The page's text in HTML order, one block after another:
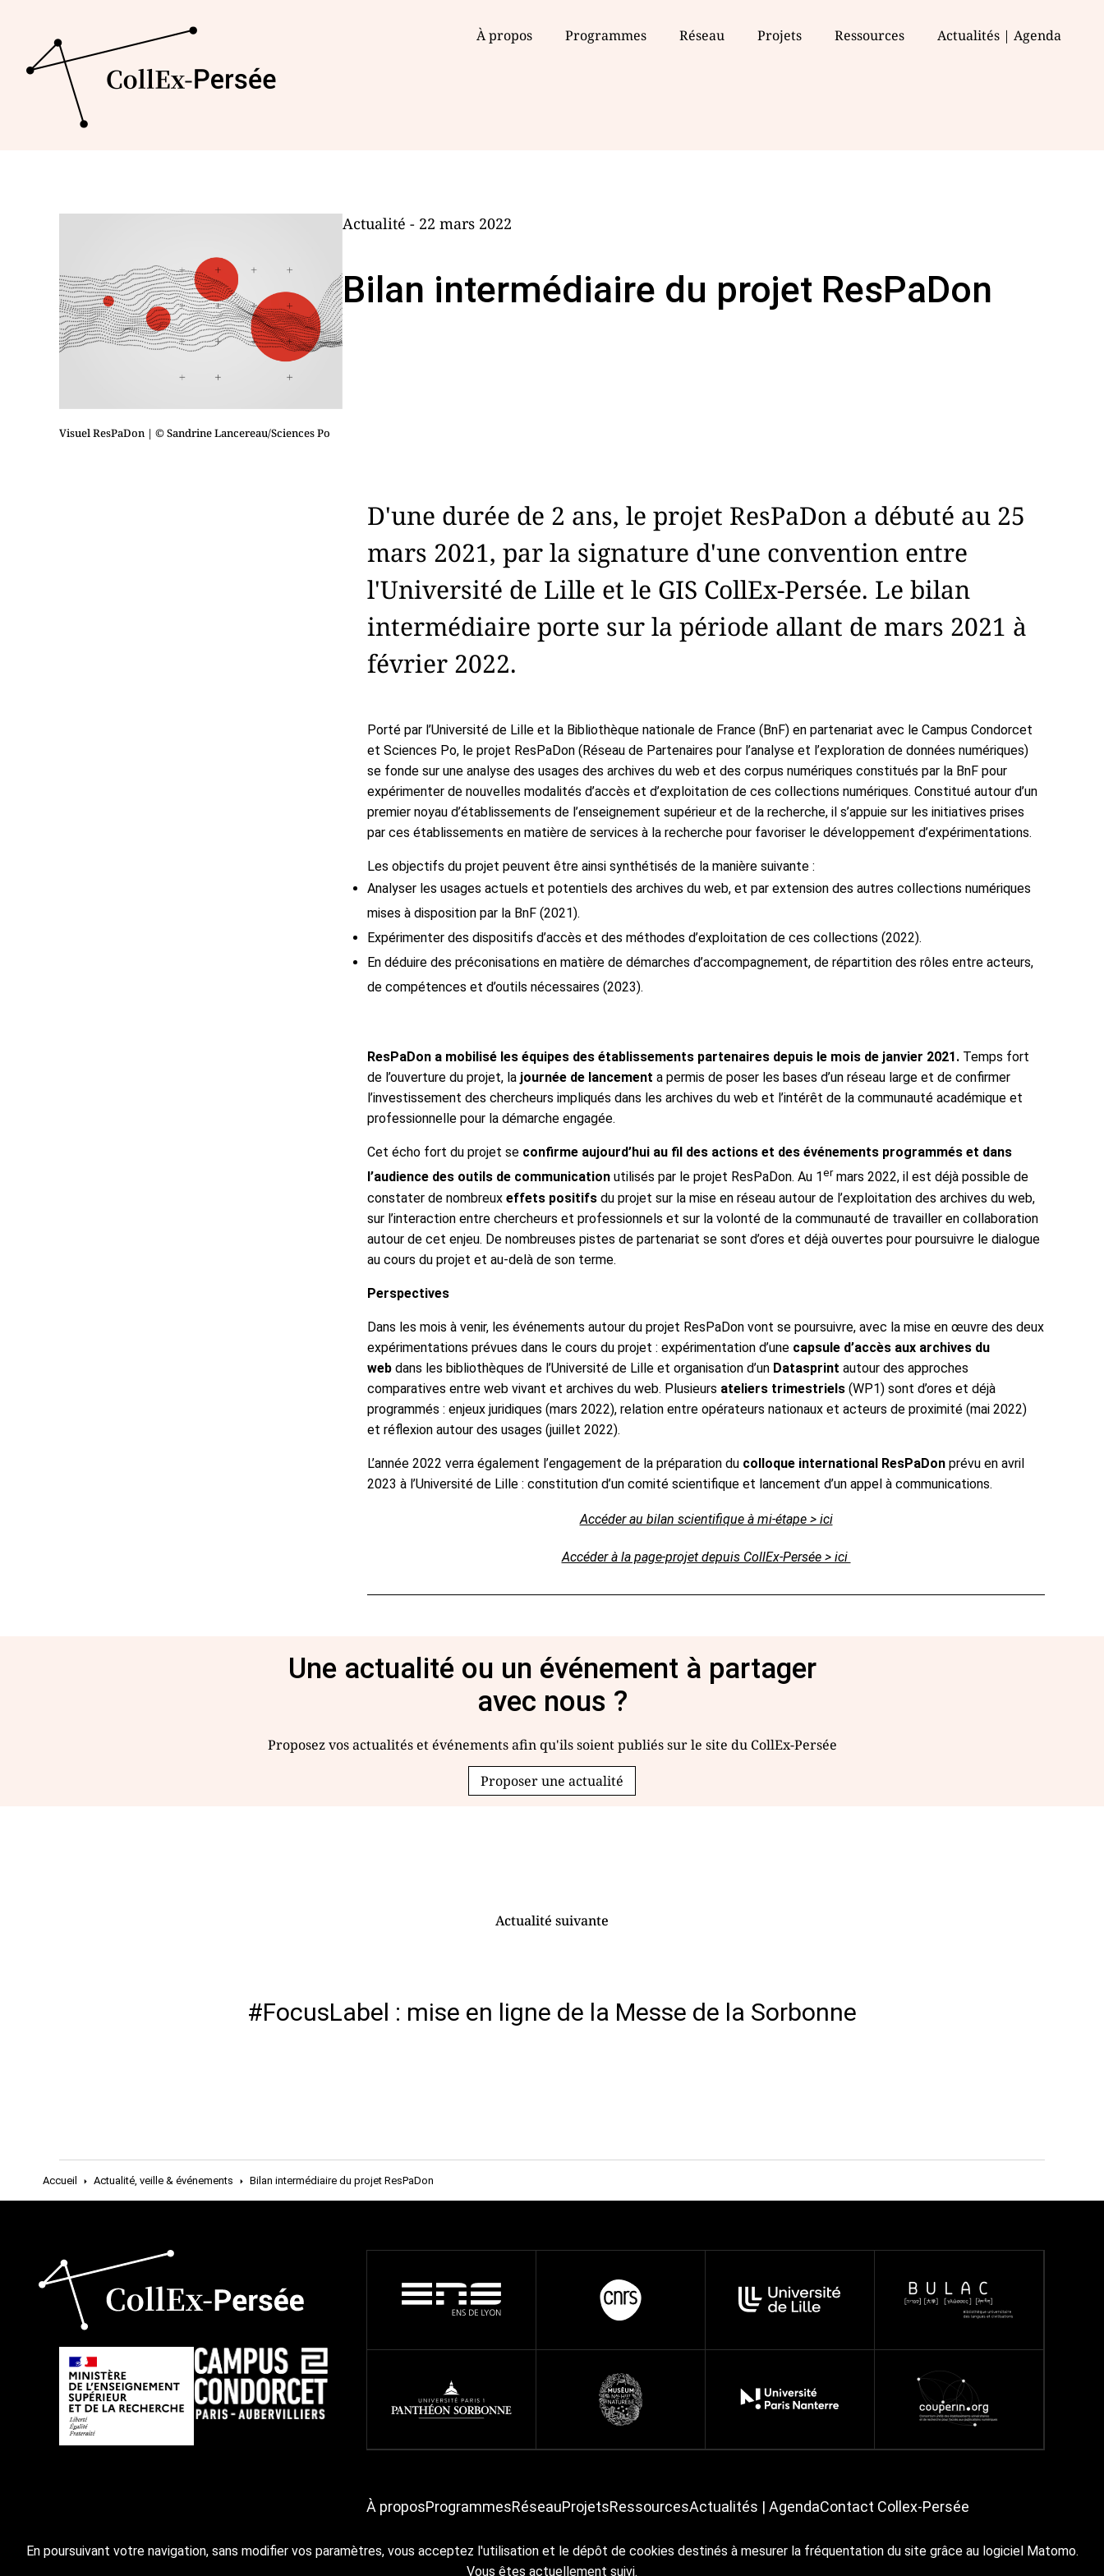
À propos Programmes Réseau Projets Ressources Actualités | Agenda
Visuel ResPaDon | © Sandrine Lancereau/Sciences Po
Actualité - 22 mars 2022
Bilan intermédiaire du projet ResPaDon
D'une durée de 2 ans, le projet ResPaDon a débuté au 25
mars 2021, par la signature d'une convention entre
l'Université de Lille et le GIS CollEx-Persée. Le bilan
intermédiaire porte sur la période allant de mars 2021 à
février 2022.
Porté par l’Université de Lille et la Bibliothèque nationale de France (BnF) en partenariat avec le Campus Condorcet
et Sciences Po, le projet ResPaDon (Réseau de Partenaires pour l’analyse et l’exploration de données numériques)
se fonde sur une analyse des usages des archives du web et des corpus numériques constitués par la BnF pour
expérimenter de nouvelles modalités d’accès et d’exploitation de ces collections numériques. Constitué autour d’un
premier noyau d’établissements de l’enseignement supérieur et de la recherche, il s’appuie sur les initiatives prises
par ces établissements en matière de services à la recherche pour favoriser le développement d’expérimentations.
Les objectifs du projet peuvent être ainsi synthétisés de la manière suivante :
Analyser les usages actuels et potentiels des archives du web, et par extension des autres collections numériques
mises à disposition par la BnF (2021).
Expérimenter des dispositifs d’accès et des méthodes d’exploitation de ces collections (2022).
En déduire des préconisations en matière de démarches d’accompagnement, de répartition des rôles entre acteurs,
de compétences et d’outils nécessaires (2023).
ResPaDon a mobilisé les équipes des établissements partenaires depuis le mois de janvier 2021. Temps fort
de l’ouverture du projet, la journée de lancement a permis de poser les bases d’un réseau large et de confirmer
l’investissement des chercheurs impliqués dans les archives du web et l’intérêt de la communauté académique et
professionnelle pour la démarche engagée.
Cet écho fort du projet se confirme aujourd’hui au fil des actions et des événements programmés et dans
l’audience des outils de communication utilisés par le projet ResPaDon. Au 1 er mars 2022, il est déjà possible de
constater de nombreux effets positifs du projet sur la mise en réseau autour de l’exploitation des archives du web,
sur l’interaction entre chercheurs et professionnels et sur la volonté de la communauté de travailler en collaboration
autour de cet enjeu. De nombreuses pistes de partenariat se sont d’ores et déjà ouvertes pour poursuivre le dialogue
au cours du projet et au-delà de son terme.
Perspectives
Dans les mois à venir, les événements autour du projet ResPaDon vont se poursuivre, avec la mise en œuvre des deux
expérimentations prévues dans le cours du projet : expérimentation d’une capsule d’accès aux archives du
web dans les bibliothèques de l’Université de Lille et organisation d’un Datasprint autour des approches
comparatives entre web vivant et archives du web. Plusieurs ateliers trimestriels (WP1) sont d’ores et déjà
programmés : enjeux juridiques (mars 2022), relation entre opérateurs nationaux et acteurs de proximité (mai 2022)
et réflexion autour des usages (juillet 2022).
L’année 2022 verra également l’engagement de la préparation du colloque international ResPaDon prévu en avril
2023 à l’Université de Lille : constitution d’un comité scientifique et lancement d’un appel à communications.
Accéder au bilan scientifique à mi-étape > ici
Accéder à la page-projet depuis CollEx-Persée > ici
Une actualité ou un événement à partager
avec nous ?
Proposez vos actualités et événements afin qu'ils soient publiés sur le site du CollEx-Persée
Proposer une actualité
Actualité suivante
#FocusLabel : mise en ligne de la Messe de la Sorbonne
Accueil Actualité, veille & événements Bilan intermédiaire du projet ResPaDon
À proposProgrammesRéseauProjetsRessourcesActualités | AgendaContact Collex-Persée
À proposCrédits & mentions légales AccessibilitéRGPD
En poursuivant votre navigation, sans modifier vos paramètres, vous acceptez l'utilisation et le dépôt de cookies destinés à mesurer la fréquentation du site grâce au logiciel Matomo.
Vous êtes actuellement suivi.